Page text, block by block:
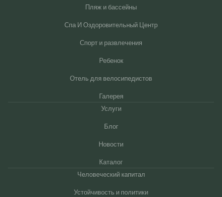
Пляж и бассейны
Спа И Оздоровительный Центр
Спорт и развлечения
Ребенок
Отель для велосипедистов
Галерея
Услуги
Блог
Новости
Каталог
Человеческий капитал
Устойчивость и политики